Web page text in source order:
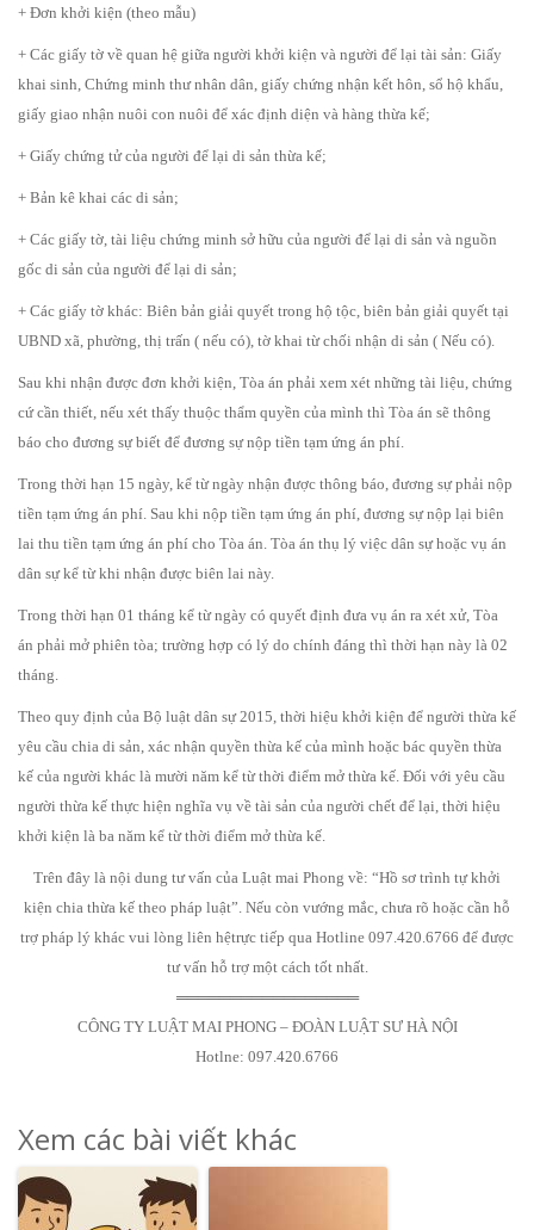
+ Đơn khởi kiện (theo mẫu)
+ Các giấy tờ về quan hệ giữa người khởi kiện và người để lại tài sản: Giấy
khai sinh, Chứng minh thư nhân dân, giấy chứng nhận kết hôn, sổ hộ khẩu,
giấy giao nhận nuôi con nuôi để xác định diện và hàng thừa kế;
+ Giấy chứng tử của người để lại di sản thừa kế;
+ Bản kê khai các di sản;
+ Các giấy tờ, tài liệu chứng minh sở hữu của người để lại di sản và nguồn
gốc di sản của người để lại di sản;
+ Các giấy tờ khác: Biên bản giải quyết trong hộ tộc, biên bản giải quyết tại
UBND xã, phường, thị trấn ( nếu có), tờ khai từ chối nhận di sản ( Nếu có).
Sau khi nhận được đơn khởi kiện, Tòa án phải xem xét những tài liệu, chứng
cứ cần thiết, nếu xét thấy thuộc thẩm quyền của mình thì Tòa án sẽ thông
báo cho đương sự biết để đương sự nộp tiền tạm ứng án phí.
Trong thời hạn 15 ngày, kể từ ngày nhận được thông báo, đương sự phải nộp
tiền tạm ứng án phí. Sau khi nộp tiền tạm ứng án phí, đương sự nộp lại biên
lai thu tiền tạm ứng án phí cho Tòa án. Tòa án thụ lý việc dân sự hoặc vụ án
dân sự kể từ khi nhận được biên lai này.
Trong thời hạn 01 tháng kể từ ngày có quyết định đưa vụ án ra xét xử, Tòa
án phải mở phiên tòa; trường hợp có lý do chính đáng thì thời hạn này là 02
tháng.
Theo quy định của Bộ luật dân sự 2015, thời hiệu khởi kiện để người thừa kế
yêu cầu chia di sản, xác nhận quyền thừa kế của mình hoặc bác quyền thừa
kế của người khác là mười năm kể từ thời điểm mở thừa kế. Đối với yêu cầu
người thừa kế thực hiện nghĩa vụ về tài sản của người chết để lại, thời hiệu
khởi kiện là ba năm kể từ thời điểm mở thừa kế.
Trên đây là nội dung tư vấn của Luật mai Phong về: “Hồ sơ trình tự khởi
kiện chia thừa kế theo pháp luật”. Nếu còn vướng mắc, chưa rõ hoặc cần hỗ
trợ pháp lý khác vui lòng liên hệtrực tiếp qua Hotline 097.420.6766 để được
tư vấn hỗ trợ một cách tốt nhất.
═════════════════
CÔNG TY LUẬT MAI PHONG – ĐOÀN LUẬT SƯ HÀ NỘI
Hotlne: 097.420.6766
Xem các bài viết khác